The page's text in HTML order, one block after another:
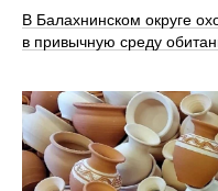
В Балахнинском округе
в привычную среду